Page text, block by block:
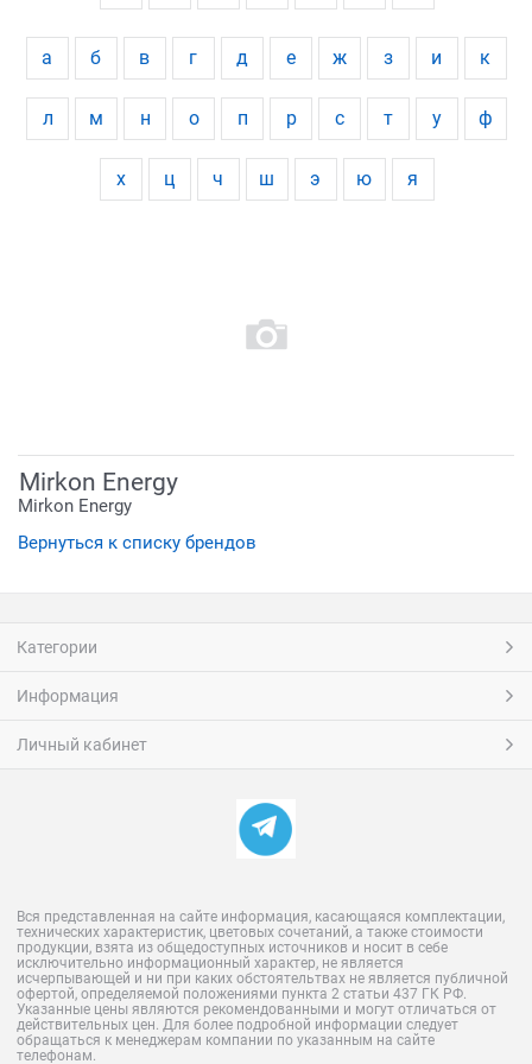
а б в г д е ж з и к
л м н о п р с т у ф
х ц ч ш э ю я
Mirkon Energy
Mirkon Energy
Вернуться к списку брендов
Категории
Информация
Личный кабинет
Вся представленная на сайте информация, касающаяся комплектации,
технических характеристик, цветовых сочетаний, а также стоимости
продукции, взята из общедоступных источников и носит в себе
исключительно информационный характер, не является
исчерпывающей и ни при каких обстоятельтвах не является публичной
офертой, определяемой положениями пункта 2 статьи 437 ГК РФ.
Указанные цены являются рекомендованными и могут отличаться от
действительных цен. Для более подробной информации следует
обращаться к менеджерам компании по указанным на сайте
телефонам.